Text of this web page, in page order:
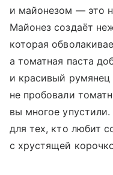
и майонезом — это
Майонез создаёт
которая
а томатная паста
и красивый
не пробовали
вы многое
для тех, кто любит
с хрустящей